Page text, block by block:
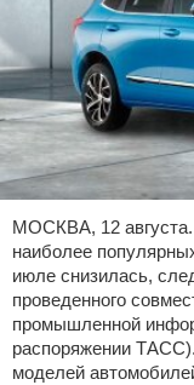
МОСКВА, 12
наиболее
июле снизилась,
проведенного
промышленной
распоряжении
моделей